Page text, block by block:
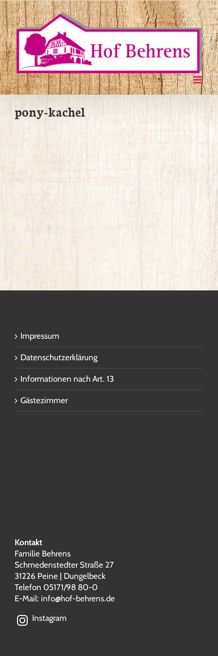
Zum
Inhalt
springen
pony-kachel
Impressum
Datenschutzerklärung
Informationen nach Art. 13
Gästezimmer
Kontakt
Familie Behrens
Schmedenstedter Straße 27
31226 Peine | Dungelbeck
Telefon 05171/98 80-0
E-Mail: info@hof-behrens.de
Instagram